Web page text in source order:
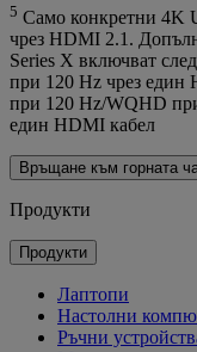
5 Само конкретни 4K
чрез HDMI 2.1.
Series X включват
при 120 Hz чрез
при 120 Hz/WQHD
един HDMI кабел
Връщане към горната
Продукти
Продукти
Лаптопи
Настолни
Ръчни